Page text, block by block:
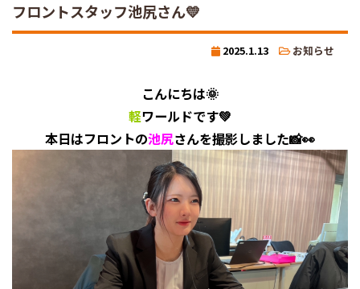
フロントスタッフ池尻さん💛
2025.1.13 お知らせ
こんにちは🌞
軽ワールドです💚
本日はフロントの池尻さんを撮影しました📸👀